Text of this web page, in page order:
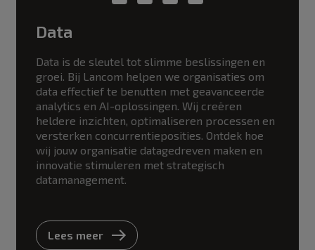
Data
Data is de sleutel tot slimme beslissingen en
groei. Bij Lancom helpen we organisaties om
data effectief te benutten met geavanceerde
analytics en AI-oplossingen. Wij creëren
heldere inzichten, optimaliseren processen en
versterken concurrentieposities. Ontdek hoe
wij jouw organisatie datagedreven maken en
innovatie stimuleren met strategisch
datamanagement.
Lees meer